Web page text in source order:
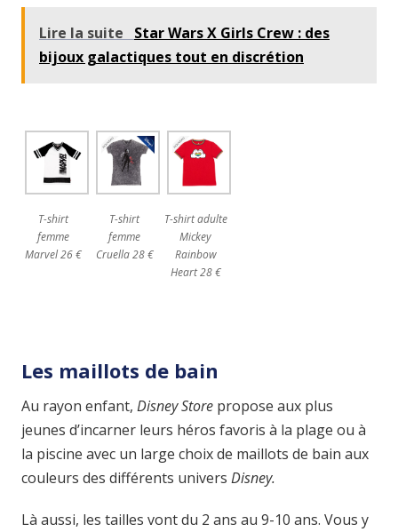
Lire la suite
Star Wars X Girls Crew : des
bijoux galactiques tout en discrétion
T-shirt
femme
Marvel 26 €
T-shirt
femme
Cruella 28 €
T-shirt adulte
Mickey
Rainbow
Heart 28 €
Les maillots de bain
Au rayon enfant, Disney Store propose aux plus
jeunes d’incarner leurs héros favoris à la plage ou à
la piscine avec un large choix de maillots de bain aux
couleurs des différents univers Disney.
Là aussi, les tailles vont du 2 ans au 9-10 ans. Vous y